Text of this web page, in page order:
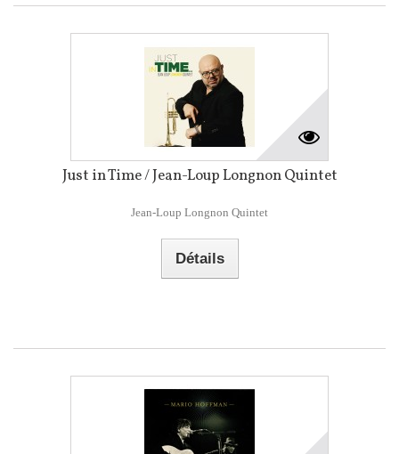
Just in Time / Jean-Loup Longnon Quintet
Jean-Loup Longnon Quintet
Détails